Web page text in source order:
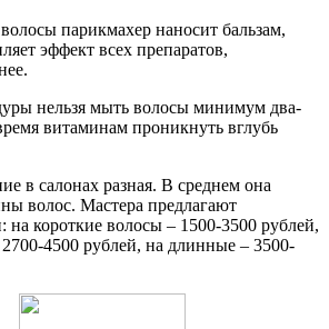
парикмахер наносит бальзам,
эффект всех препаратов,
нельзя мыть волосы минимум два-
витаминам проникнуть вглубь
в салонах разная. В среднем она
волос. Мастера предлагают
короткие волосы – 1500-3500 рублей,
4500 рублей, на длинные – 3500-